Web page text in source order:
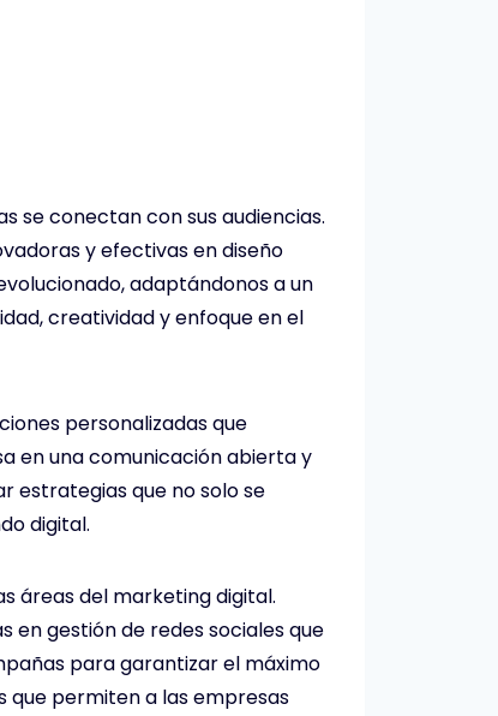
se conectan con sus audiencias.
y efectivas en diseño
adaptándonos a un
creatividad y enfoque en el
personalizadas que
en una comunicación abierta y
estrategias que no solo se
digital.
áreas del marketing digital.
gestión de redes sociales que
para garantizar el máximo
que permiten a las empresas